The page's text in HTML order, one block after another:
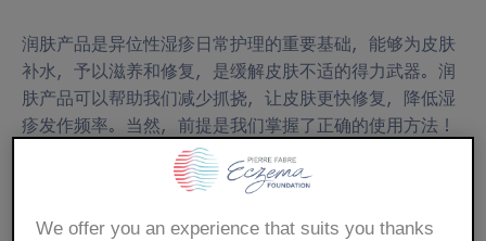
润肤产品是异位性湿疹日常护理的重要基础，能够为皮肤
补水，予以滋养和修复，是缓解皮肤不适的得力武器。润
肤产品可以帮助我们减少抓挠，让皮肤更快修复，降低湿
疹发作频率。当然，前提是我们掌握了正确的使用方法！
涂抹润肤产品的正确步骤
We offer you an experience that suits you thanks